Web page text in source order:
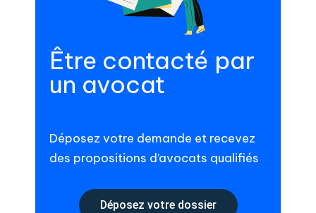
Être contacté par
un avocat
Déposez votre demande et recevez
des propositions d’avocats qualifiés
Déposez votre dossier